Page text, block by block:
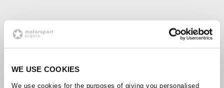
WE USE COOKIES
We use cookies for the purposes of giving you personalised
del biglietto, la prenotazione non è stata cancellata e si prevede
che riceverai i biglietti ordinati a tempo debito. La direzione della